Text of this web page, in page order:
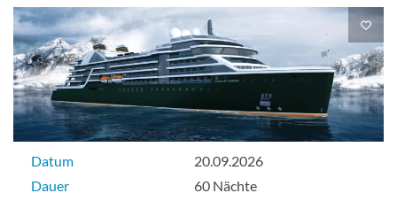
Datum
20.09.2026
Dauer
60 Nächte